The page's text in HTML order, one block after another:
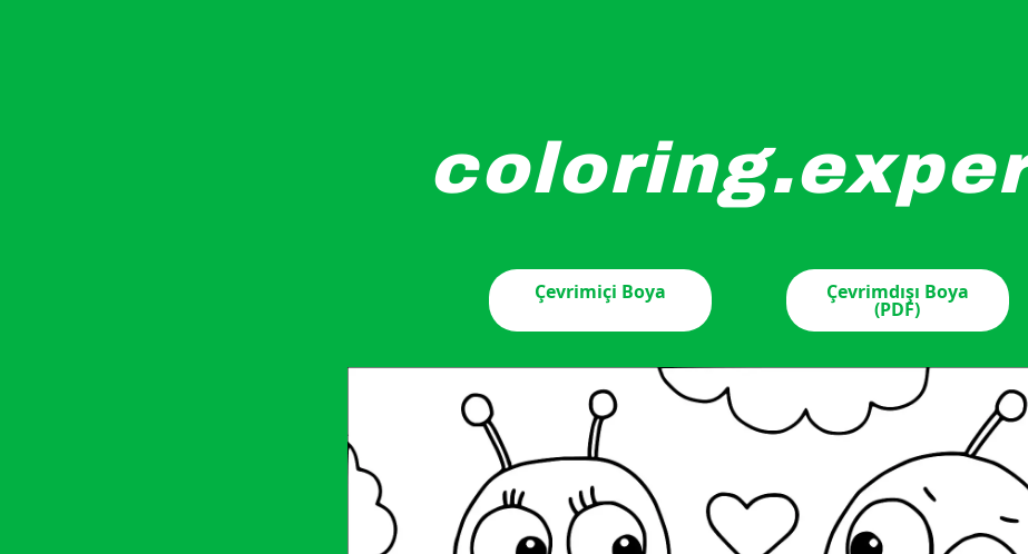
Çevrimiçi Boya
Çevrimdışı Boya
(PDF)